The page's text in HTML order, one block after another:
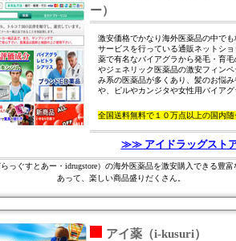
ー）
激安価格でかなり海外医薬品の中で
サービスを行っている通販ネットシ
薬で有名なバイアグラから発毛・育
やジェネリック医薬品の激安フィン
み系の医薬品が多くあり、髪のお悩
や、ピルやカンジタや女性用バイアグ
全国送料無料で１０万点以上の国内随
≫≫ アイドラッグスト
っぐすとあー・idrugstore）の海外医薬品を激安購入できる豊
あって、楽しい商品盛りだくさん。
アイ薬（i-kusuri）